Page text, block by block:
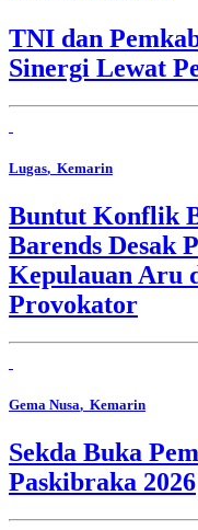
TNI dan
Sinergi Lewat
Lugas, Kemarin
Buntut Konflik
Barends Desak
Kepulauan Aru
Provokator
Gema Nusa, Kemarin
Sekda Buka
Paskibraka 2026